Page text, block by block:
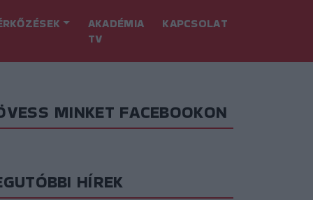
AKADÉMIA
TV
KAPCSOLAT
MINKET FACEBOOKON
HÍREK